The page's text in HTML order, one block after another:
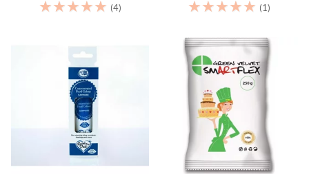
☆☆☆☆☆ (4) ☆☆☆☆☆ (1)